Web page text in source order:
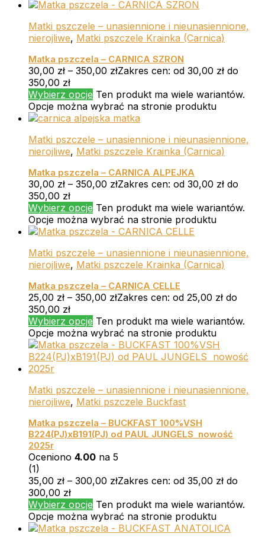
Matki pszczele – unasiennione i nieunasiennione,
nierojliwe, Matki pszczele Krainka (Carnica)
Matka pszczela – CARNICA SZRON
30,00 zł – 350,00 złZakres cen: od 30,00 zł do
350,00 zł
Wybierz opcje Ten produkt ma wiele wariantów.
Opcje można wybrać na stronie produktu
Matki pszczele – unasiennione i nieunasiennione,
nierojliwe, Matki pszczele Krainka (Carnica)
Matka pszczela – CARNICA ALPEJKA
30,00 zł – 350,00 złZakres cen: od 30,00 zł do
350,00 zł
Wybierz opcje Ten produkt ma wiele wariantów.
Opcje można wybrać na stronie produktu
Matki pszczele – unasiennione i nieunasiennione,
nierojliwe, Matki pszczele Krainka (Carnica)
Matka pszczela – CARNICA CELLE
25,00 zł – 350,00 złZakres cen: od 25,00 zł do
350,00 zł
Wybierz opcje Ten produkt ma wiele wariantów.
Opcje można wybrać na stronie produktu
Matki pszczele – unasiennione i nieunasiennione,
nierojliwe, Matki pszczele Buckfast
Matka pszczela – BUCKFAST 100%VSH
B224(PJ)xB191(PJ) od PAUL JUNGELS nowość
2025r
Oceniono 4.00 na 5
(1)
35,00 zł – 300,00 złZakres cen: od 35,00 zł do
300,00 zł
Wybierz opcje Ten produkt ma wiele wariantów.
Opcje można wybrać na stronie produktu